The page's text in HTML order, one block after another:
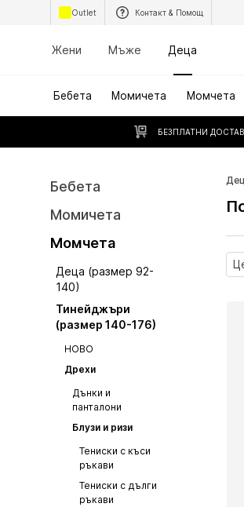
Outlet Контакт & Помощ
Жени Мъже Деца
Бебета Момичета Момчета
БЕЗПЛАТНИ
Бебета
Момичета
Момчета
Деца (размер 92-
140)
Тинейджъри
(размер 140-176)
НОВО
Дрехи
Дънки и
панталони
Блузи и ризи
Тениски с къси
ръкави
Тениски с дълги
ръкави